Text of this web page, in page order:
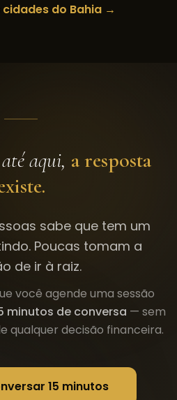
do Bahia→
aqui, a resposta
sabe que tem um
Poucas tomam a
de ir à raiz.
você agende uma sessão
minutos de conversa — sem
qualquer decisão financeira.
15 minutos